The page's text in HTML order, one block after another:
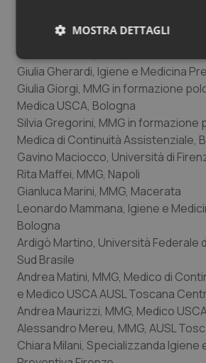
Assistenziale, Cagliari
Cecilia Francini, MMG, Firenze
Giulia Gherardi, Igiene e Medicina
Giulia Giorgi, MMG in formazione
Medica USCA, Bologna
Silvia Gregorini, MMG in formazione
Medica di Continuità Assistenziale,
Gavino Maciocco, Università di
Rita Maffei, MMG, Napoli
Gianluca Marini, MMG, Macerata
Leonardo Mammana, Igiene e
Bologna
Ardigò Martino, Università Federale
Sud Brasile
Andrea Matini, MMG, Medico di
e Medico USCA AUSL Toscana
Andrea Maurizzi, MMG, Medico
Alessandro Mereu, MMG, AUSL
Chiara Milani, Specializzanda Igiene
MOSTRA DETTAGLI
Necessari Statistici
Necessari Statistici
I cookie necessari contribuiscono a
sito web abilitandone funzionalità di
navigazione sulle pagine e l'accesso
VISITOR_PRIVACY_METADATA